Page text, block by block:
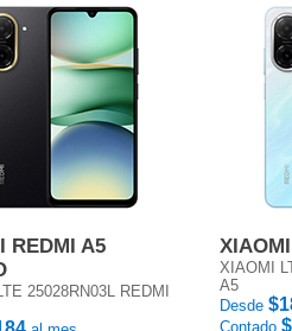
REDMI A5
25028RN03L REDMI
XIAOMI
A5
Desde
Contado